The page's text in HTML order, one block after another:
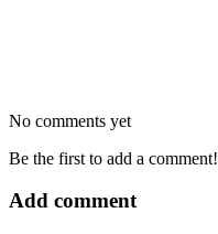
No comments yet
Be the first to add a comment!
Add comment